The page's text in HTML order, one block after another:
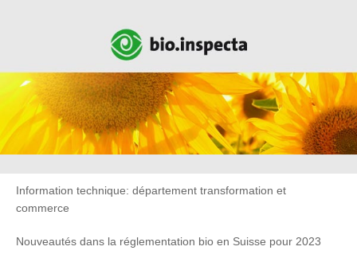
Information technique: département transformation et
commerce
Nouveautés dans la réglementation bio en Suisse pour 2023